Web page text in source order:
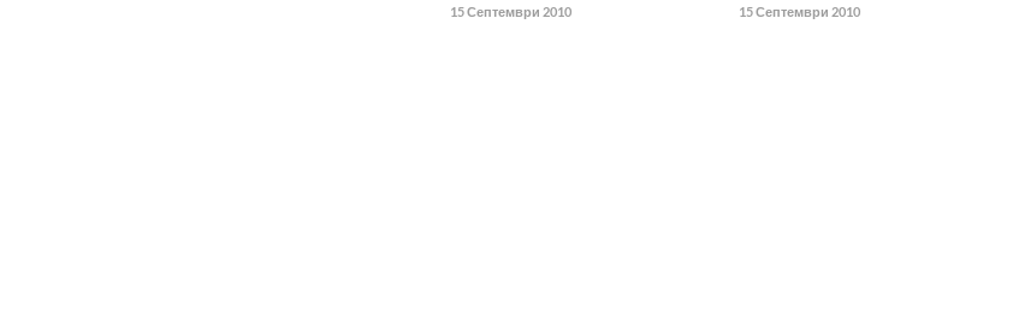
15 Септември 2010 15 Септември 2010